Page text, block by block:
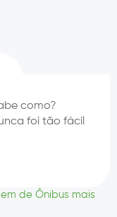
como?
foi tão fácil